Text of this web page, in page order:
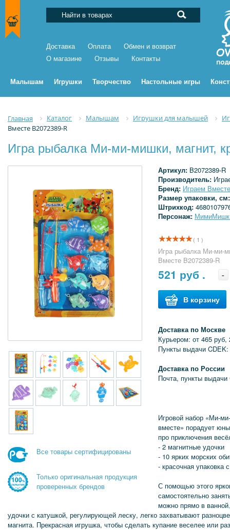
Доставка Оплата
Обмен и возврат
О магазине
Отзывы Контакты
Малышам Игрушки Творчество Настольные игры
Главная Каталог Малышам Игрушки для малышей
Вместе B2072389-R
Игра рыбалка Ми-ми-мишки, магнит,
Все товары сертифицированы
Только оригинальная продукция
проверенных брендов
Артикул: B2072389-R
Производитель:
Бренд: Играем Вместе
Размер упаковки,
Штрихкод:
Персонаж:
( 1 )
Игра рыбалка Ми-ми-
Вместе B2072389-R
521 руб . -
В корзину
Доставка по Москве
Курьером: от 465 руб,
Пункты выдачи
Доставка по России
Почта, пункты выдачи
Игровой набор «Ми-
вместе» порадует
про приключения
- 2 магнитные удочки
- 10 ярких морских
- красочная
С помощью этого
самостоятельно
можно прямо в ванной,
удочки с катушкой, регулирующей леску, легко захватывают
магнита. Прекрасная игрушка, чтобы сделать купание веселее или